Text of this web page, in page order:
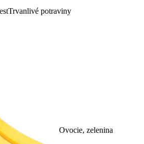
Trvanlivé potraviny
Ovocie, zelenina